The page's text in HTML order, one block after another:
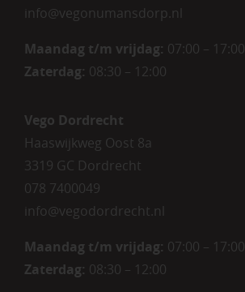
info@vegonumansdorp.nl
Maandag t/m vrijdag: 07:00 – 17:00
Zaterdag: 08:30 – 12:00
Vego Dordrecht
Haaswijkweg Oost 8a
3319 GC Dordrecht
078 7400049
info@vegodordrecht.nl
Maandag t/m vrijdag: 07:00 – 17:00
Zaterdag: 08:30 – 12:00